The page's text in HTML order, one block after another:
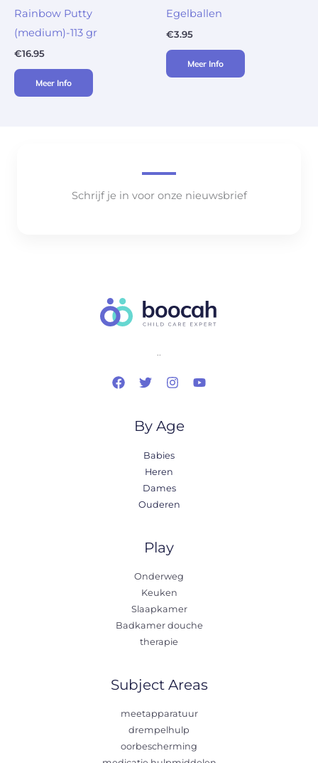
Rainbow Putty
(medium)-113 gr
€16.95
Meer Info
Egelballen
€3.95
Meer Info
Schrijf je in voor onze nieuwsbrief
..
By Age
Babies
Heren
Dames
Ouderen
Play
Onderweg
Keuken
Slaapkamer
Badkamer douche
therapie
Subject Areas
meetapparatuur
drempelhulp
oorbescherming